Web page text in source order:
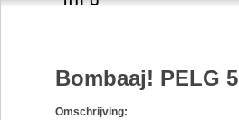
Bombaaj! PELG 5
Omschrijving: